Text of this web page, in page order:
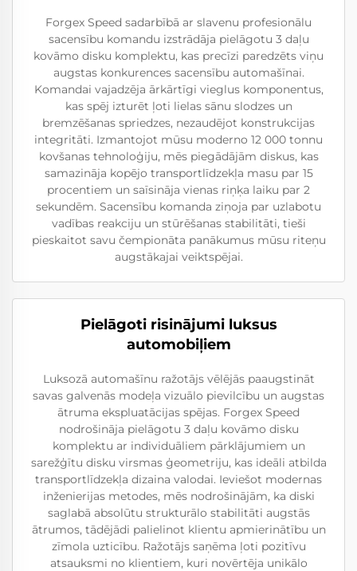
Forgex Speed sadarbībā ar slavenu profesionālu
sacensību komandu izstrādāja pielāgotu 3 daļu
kovāmo disku komplektu, kas precīzi paredzēts viņu
augstas konkurences sacensību automašīnai.
Komandai vajadzēja ārkārtīgi vieglus komponentus,
kas spēj izturēt ļoti lielas sānu slodzes un
bremzēšanas spriedzes, nezaudējot konstrukcijas
integritāti. Izmantojot mūsu moderno 12 000 tonnu
kovšanas tehnoloģiju, mēs piegādājām diskus, kas
samazināja kopējo transportlīdzekļa masu par 15
procentiem un saīsināja vienas riņķa laiku par 2
sekundēm. Sacensību komanda ziņoja par uzlabotu
vadības reakciju un stūrēšanas stabilitāti, tieši
pieskaitot savu čempionāta panākumus mūsu riteņu
augstākajai veiktspējai.
Pielāgoti risinājumi luksus
automobiļiem
Luksozā automašīnu ražotājs vēlējās paaugstināt
savas galvenās modeļa vizuālo pievilcību un augstas
ātruma ekspluatācijas spējas. Forgex Speed
nodrošināja pielāgotu 3 daļu kovāmo disku
komplektu ar individuāliem pārklājumiem un
sarežģītu disku virsmas ģeometriju, kas ideāli atbilda
transportlīdzekļa dizaina valodai. Ieviešot modernas
inženierijas metodes, mēs nodrošinājām, ka diski
saglabā absolūtu strukturālo stabilitāti augstās
ātrumos, tādējādi palielinot klientu apmierinātību un
zīmola uzticību. Ražotājs saņēma ļoti pozitīvu
atsauksmi no klientiem, kuri novērtēja unikālo